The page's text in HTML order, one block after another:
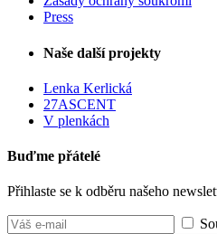
Press
Naše další projekty
Lenka Kerlická
27ASCENT
V plenkách
Buďme přátelé
Přihlaste se k odběru našeho